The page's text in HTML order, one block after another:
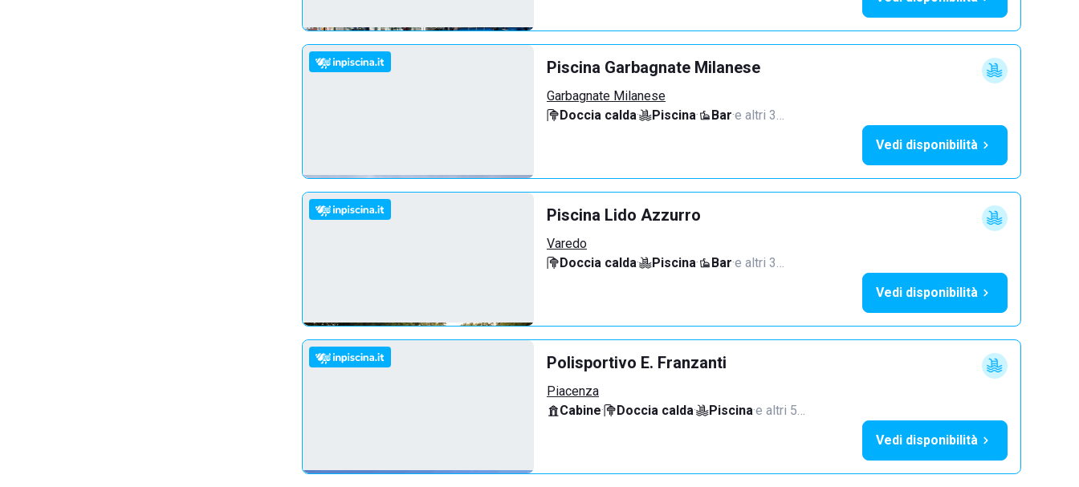
Piscina Garbagnate Milanese
Garbagnate Milanese
Doccia calda· Piscina· Bar·e altri 3…
Vedi disponibilità
Piscina Lido Azzurro
Varedo
Doccia calda· Piscina· Bar·e altri 3…
Vedi disponibilità
Polisportivo E. Franzanti
Piacenza
Cabine· Doccia calda· Piscina·e altri 5…
Vedi disponibilità